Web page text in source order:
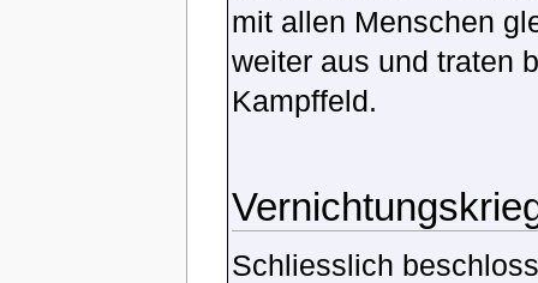
mit allen Menschen
weiter aus und traten
Kampffeld.
Schliesslich